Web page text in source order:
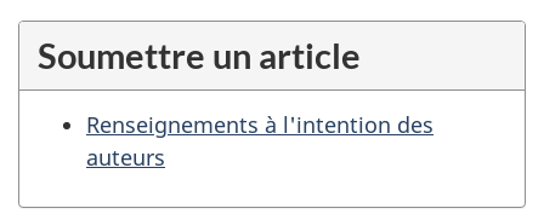
Soumettre un article
Renseignements à l'intention des
auteurs